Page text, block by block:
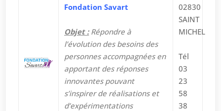
Fondation Savart
Objet : Répondre à
l’évolution des besoins des
personnes accompagnées en
apportant des réponses
innovantes pouvant
s’inspirer de réalisations et
d’expérimentations
02830
SAINT
MICHEL
Tél
03
23
58
38